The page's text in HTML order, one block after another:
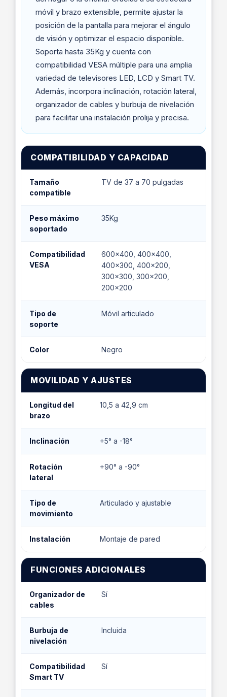
móvil y brazo extensible, permite ajustar la
posición de la pantalla para mejorar el ángulo
de visión y optimizar el espacio disponible.
Soporta hasta 35Kg y cuenta con
compatibilidad VESA múltiple para una amplia
variedad de televisores LED, LCD y Smart TV.
Además, incorpora inclinación, rotación lateral,
organizador de cables y burbuja de nivelación
para facilitar una instalación prolija y precisa.
COMPATIBILIDAD Y CAPACIDAD
Tamaño
compatible
TV de 37 a 70 pulgadas
Peso máximo
soportado
35Kg
Compatibilidad
VESA
600x400, 400x400,
400x300, 400x200,
300x300, 300x200,
200x200
Tipo de
soporte
Móvil articulado
Color Negro
MOVILIDAD Y AJUSTES
Longitud del
brazo
10,5 a 42,9 cm
Inclinación +5° a -18°
Rotación
lateral
+90° a -90°
Tipo de
movimiento
Articulado y ajustable
Instalación Montaje de pared
FUNCIONES ADICIONALES
Organizador de
cables
Sí
Burbuja de
nivelación
Incluida
Compatibilidad
Smart TV
Sí